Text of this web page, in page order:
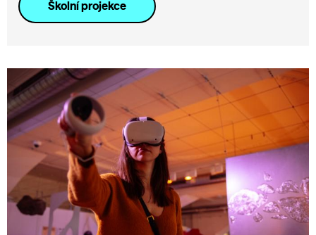
Školní projekce